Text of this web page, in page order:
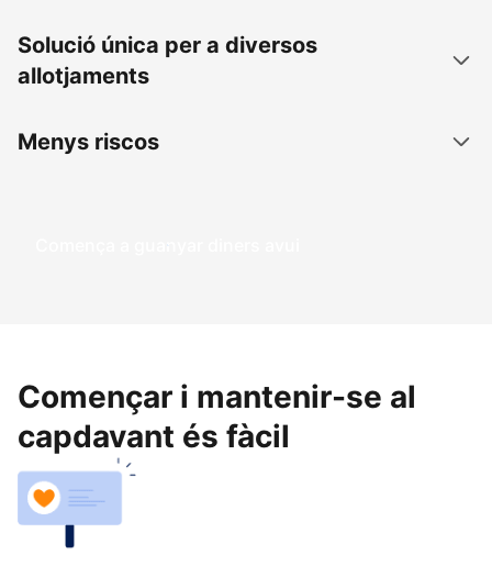
Solució única per a diversos
allotjaments
Menys riscos
Comença a guanyar diners avui
Començar i mantenir-se al
capdavant és fàcil